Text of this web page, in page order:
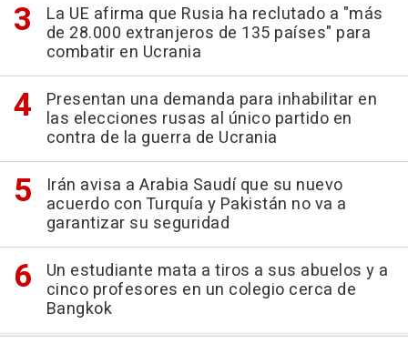
La UE afirma que Rusia ha reclutado a "más
de 28.000 extranjeros de 135 países" para
combatir en Ucrania
Presentan una demanda para inhabilitar en
las elecciones rusas al único partido en
contra de la guerra de Ucrania
Irán avisa a Arabia Saudí que su nuevo
acuerdo con Turquía y Pakistán no va a
garantizar su seguridad
Un estudiante mata a tiros a sus abuelos y a
cinco profesores en un colegio cerca de
Bangkok